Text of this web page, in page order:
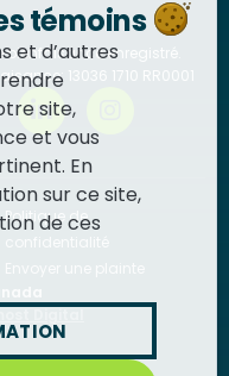
enregistré.
13036 1710 RR0001
Politique de
témoins
et d’autres
site,
et vous
En
sur ce site,
de ces